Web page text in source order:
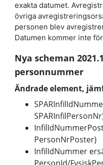
exakta datumet.
övriga
personen blev
Datumen kommer inte
Nya scheman
personnummer
Ändrade element,
PersonNrPoster)
InfilIdNummer